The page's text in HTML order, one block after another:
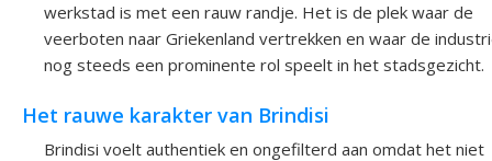
werkstad is met een rauw randje. Het is de plek waar de
veerboten naar Griekenland vertrekken en waar de
nog steeds een prominente rol speelt in het stadsgezicht.
Het rauwe karakter van Brindisi
Brindisi voelt authentiek en ongefilterd aan omdat het niet